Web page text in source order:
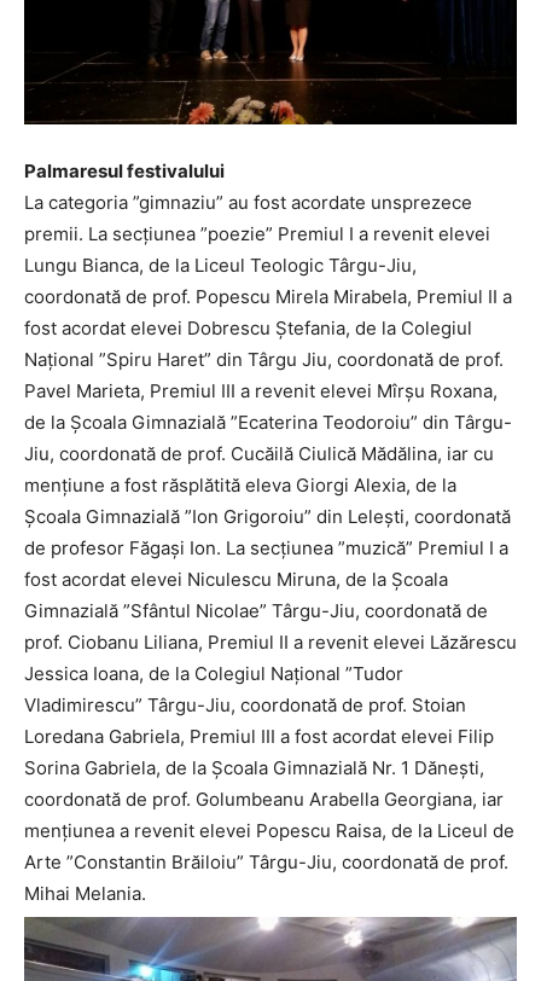
Palmaresul festivalului
La categoria ”gimnaziu” au fost acordate unsprezece
premii. La secțiunea ”poezie” Premiul I a revenit elevei
Lungu Bianca, de la Liceul Teologic Târgu-Jiu,
coordonată de prof. Popescu Mirela Mirabela, Premiul II a
fost acordat elevei Dobrescu Ștefania, de la Colegiul
Național ”Spiru Haret” din Târgu Jiu, coordonată de prof.
Pavel Marieta, Premiul III a revenit elevei Mîrșu Roxana,
de la Școala Gimnazială ”Ecaterina Teodoroiu” din Târgu-
Jiu, coordonată de prof. Cucăilă Ciulică Mădălina, iar cu
mențiune a fost răsplătită eleva Giorgi Alexia, de la
Școala Gimnazială ”Ion Grigoroiu” din Lelești, coordonată
de profesor Făgași Ion. La secțiunea ”muzică” Premiul I a
fost acordat elevei Niculescu Miruna, de la Școala
Gimnazială ”Sfântul Nicolae” Târgu-Jiu, coordonată de
prof. Ciobanu Liliana, Premiul II a revenit elevei Lăzărescu
Jessica Ioana, de la Colegiul Național ”Tudor
Vladimirescu” Târgu-Jiu, coordonată de prof. Stoian
Loredana Gabriela, Premiul III a fost acordat elevei Filip
Sorina Gabriela, de la Școala Gimnazială Nr. 1 Dănești,
coordonată de prof. Golumbeanu Arabella Georgiana, iar
mențiunea a revenit elevei Popescu Raisa, de la Liceul de
Arte ”Constantin Brăiloiu” Târgu-Jiu, coordonată de prof.
Mihai Melania.